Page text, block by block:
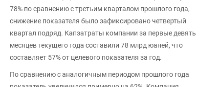
78% по сравнению с третьим кварталом прошлого года,
снижение показателя было зафиксировано четвертый
квартал подряд. Капзатраты компании за первые девять
месяцев текущего года составили 78 млрд юаней, что
составляет 57% от целевого показателя за год.
По сравнению с аналогичным периодом прошлого года